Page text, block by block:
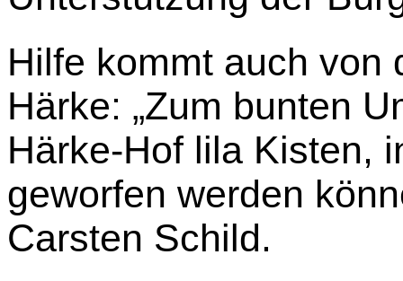
Hilfe kommt auch von
Härke: „Zum bunten
Härke-Hof lila Kisten,
geworfen werden
Carsten Schild.